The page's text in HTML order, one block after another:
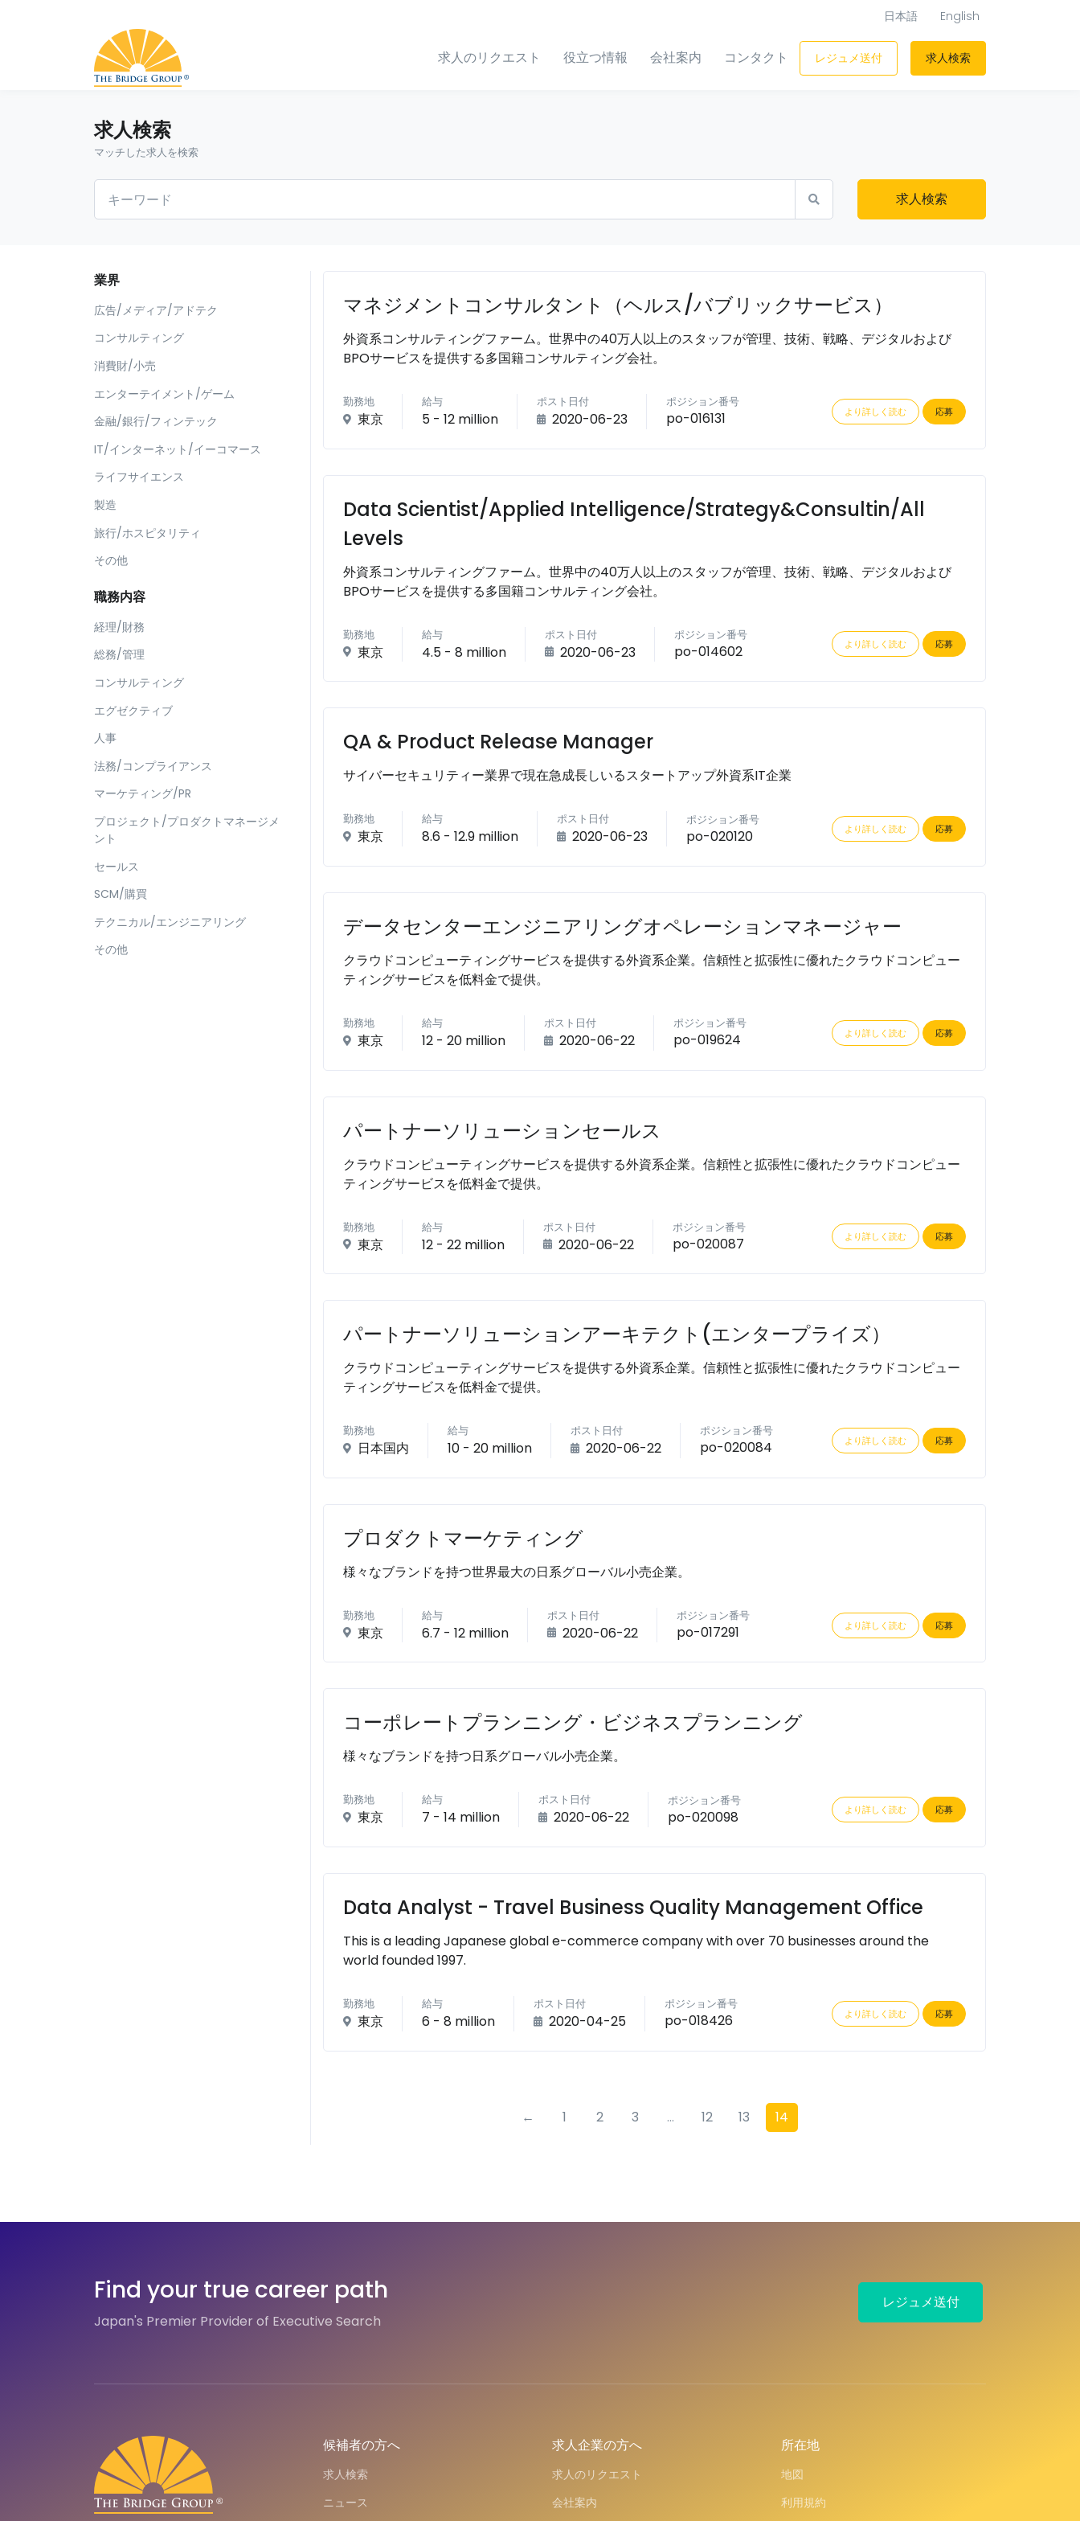
日本語 English
求人のリクエスト 役立つ情報 会社案内 コンタクト レジュメ送付 求人検索
求人検索
マッチした求人を検索
求人検索
業界
広告/メディア/アドテク
コンサルティング
消費財/小売
エンターテイメント/ゲーム
金融/銀行/フィンテック
IT/インターネット/イーコマース
ライフサイエンス
製造
旅行/ホスピタリティ
その他
職務内容
経理/財務
総務/管理
コンサルティング
エグゼクティブ
人事
法務/コンプライアンス
マーケティング/PR
プロジェクト/プロダクトマネージメ
ント
セールス
SCM/購買
テクニカル/エンジニアリング
その他
マネジメントコンサルタント（ヘルス/バブリックサービス）
外資系コンサルティングファーム。世界中の40万人以上のスタッフが管理、技術、戦略、デジタルおよび
BPOサービスを提供する多国籍コンサルティング会社。
勤務地
東京
給与
5 - 12 million
ポスト日付
2020-06-23
ポジション番号
po-016131 より詳しく読む 応募
Data Scientist/Applied Intelligence/Strategy&Consultin/All
Levels
外資系コンサルティングファーム。世界中の40万人以上のスタッフが管理、技術、戦略、デジタルおよび
BPOサービスを提供する多国籍コンサルティング会社。
勤務地
東京
給与
4.5 - 8 million
ポスト日付
2020-06-23
ポジション番号
po-014602 より詳しく読む 応募
QA & Product Release Manager
サイバーセキュリティー業界で現在急成長しいるスタートアップ外資系IT企業
勤務地
東京
給与
8.6 - 12.9 million
ポスト日付
2020-06-23
ポジション番号
po-020120 より詳しく読む 応募
データセンターエンジニアリングオペレーションマネージャー
クラウドコンピューティングサービスを提供する外資系企業。信頼性と拡張性に優れたクラウドコンピュー
ティングサービスを低料金で提供。
勤務地
東京
給与
12 - 20 million
ポスト日付
2020-06-22
ポジション番号
po-019624 より詳しく読む 応募
パートナーソリューションセールス
クラウドコンピューティングサービスを提供する外資系企業。信頼性と拡張性に優れたクラウドコンピュー
ティングサービスを低料金で提供。
勤務地
東京
給与
12 - 22 million
ポスト日付
2020-06-22
ポジション番号
po-020087 より詳しく読む 応募
パートナーソリューションアーキテクト(エンタープライズ）
クラウドコンピューティングサービスを提供する外資系企業。信頼性と拡張性に優れたクラウドコンピュー
ティングサービスを低料金で提供。
勤務地
日本国内
給与
10 - 20 million
ポスト日付
2020-06-22
ポジション番号
po-020084 より詳しく読む 応募
プロダクトマーケティング
様々なブランドを持つ世界最大の日系グローバル小売企業。
勤務地
東京
給与
6.7 - 12 million
ポスト日付
2020-06-22
ポジション番号
po-017291 より詳しく読む 応募
コーポレートプランニング・ビジネスプランニング
様々なブランドを持つ日系グローバル小売企業。
勤務地
東京
給与
7 - 14 million
ポスト日付
2020-06-22
ポジション番号
po-020098 より詳しく読む 応募
Data Analyst - Travel Business Quality Management Office
This is a leading Japanese global e-commerce company with over 70 businesses around the
world founded 1997.
勤務地
東京
給与
6 - 8 million
ポスト日付
2020-04-25
ポジション番号
po-018426 より詳しく読む 応募
← 1 2 3 ... 12 13 14
Find your true career path
Japan's Premier Provider of Executive Search
レジュメ送付
候補者の方へ
求人検索
ニュース
求人企業の方へ
求人のリクエスト
会社案内
所在地
地図
利用規約